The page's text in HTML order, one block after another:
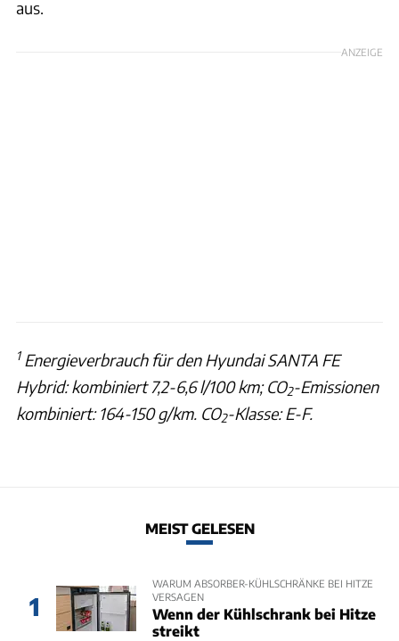
aus.
ANZEIGE
1Energieverbrauch für den Hyundai SANTA FE
Hybrid: kombiniert 7,2-6,6 l/100 km; CO2-Emissionen
kombiniert: 164-150 g/km. CO2-Klasse: E-F.
MEIST GELESEN
1
WARUM ABSORBER-KÜHLSCHRÄNKE BEI HITZE
VERSAGEN
Wenn der Kühlschrank bei Hitze
streikt